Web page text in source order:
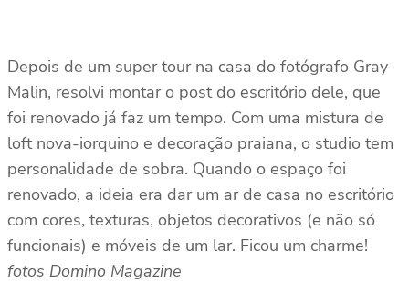
Depois de um super tour na casa do fotógrafo Gray
Malin, resolvi montar o post do escritório dele, que
foi renovado já faz um tempo. Com uma mistura de
loft nova-iorquino e decoração praiana, o studio tem
personalidade de sobra. Quando o espaço foi
renovado, a ideia era dar um ar de casa no escritório
com cores, texturas, objetos decorativos (e não só
funcionais) e móveis de um lar. Ficou um charme!
fotos Domino Magazine